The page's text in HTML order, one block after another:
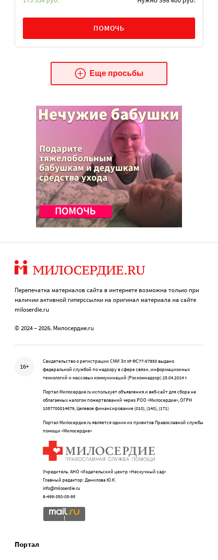
ПОМОЧЬ
Еще просьбы
Перепечатка материалов сайта в интернете возможна только при
наличии активной гиперссылки на оригинал материала на сайте
miloserdie.ru
© 2024 – 2026. Милосердие.ru
16+
Свидетельство о регистрации СМИ Эл № ФС77-57850 выдано
федеральной службой по надзору в сфере связи, информационных
технологий и массовых коммуникаций (Роскомнадзор) 25.04.2014 г.
Портал Милосердие.ru использует объявления и веб-сайт для сбора не
облагаемых налогом пожертвований через РОО «Милосердие», ОГРН
1057700014679, Целевое финансирование (010), (140), (171)
Портал Милосердие.ru является одним из проектов Православной службы
помощи «Милосердие»
Учредитель: АНО «Издательский центр «Нескучный сад»
Главный редактор: Данилова Ю.К.
info@miloserdie.ru
8-499-350-05-95
Портал